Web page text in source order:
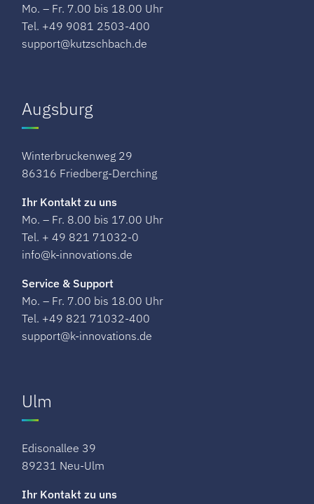
Mo. – Fr. 7.00 bis 18.00 Uhr
Tel. +49 9081 2503-400
support@kutzschbach.de
Augsburg
Winterbruckenweg 29​
86316 Friedberg-Derching
Ihr Kontakt zu uns
Mo. – Fr. 8.00 bis 17.00 Uhr
Tel. + 49 821 71032-0
info@k-innovations.de
Service & Support
Mo. – Fr. 7.00 bis 18.00 Uhr
Tel. +49 821 71032-400
support@k-innovations.de
Ulm
Edisonallee 39
89231 Neu-Ulm
Ihr Kontakt zu uns